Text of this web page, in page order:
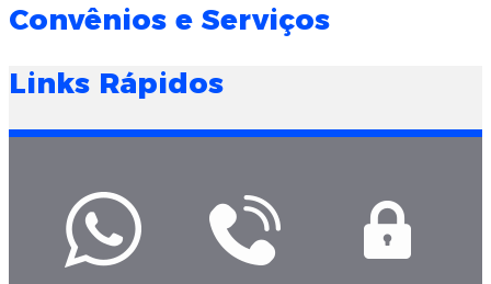
Convênios e Serviços
Links Rápidos